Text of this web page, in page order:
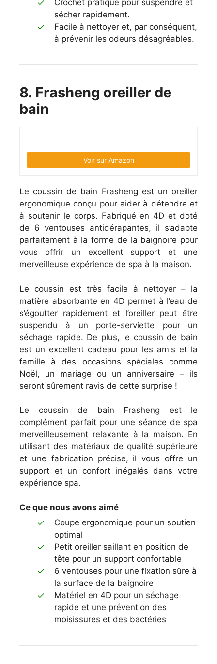
Crochet pratique pour suspendre et
sécher rapidement.
Facile à nettoyer et, par conséquent,
à prévenir les odeurs désagréables.
8. Frasheng oreiller de
bain
Voir sur Amazon
Le coussin de bain Frasheng est un oreiller
ergonomique conçu pour aider à détendre et
à soutenir le corps. Fabriqué en 4D et doté
de 6 ventouses antidérapantes, il s’adapte
parfaitement à la forme de la baignoire pour
vous offrir un excellent support et une
merveilleuse expérience de spa à la maison.
Le coussin est très facile à nettoyer – la
matière absorbante en 4D permet à l’eau de
s’égoutter rapidement et l’oreiller peut être
suspendu à un porte-serviette pour un
séchage rapide. De plus, le coussin de bain
est un excellent cadeau pour les amis et la
famille à des occasions spéciales comme
Noël, un mariage ou un anniversaire – ils
seront sûrement ravis de cette surprise !
Le coussin de bain Frasheng est le
complément parfait pour une séance de spa
merveilleusement relaxante à la maison. En
utilisant des matériaux de qualité supérieure
et une fabrication précise, il vous offre un
support et un confort inégalés dans votre
expérience spa.
Ce que nous avons aimé
Coupe ergonomique pour un soutien
optimal
Petit oreiller saillant en position de
tête pour un support confortable
6 ventouses pour une fixation sûre à
la surface de la baignoire
Matériel en 4D pour un séchage
rapide et une prévention des
moisissures et des bactéries